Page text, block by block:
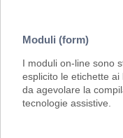
Moduli (form)
I moduli on-line sono
esplicito le etichette
da agevolare la
tecnologie assistive.